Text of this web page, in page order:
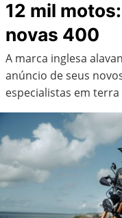
12 mil
novas 400
A marca inglesa
anúncio de seus
especialistas em terra